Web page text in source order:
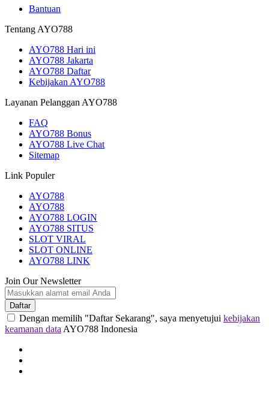
Bantuan
Tentang AYO788
AYO788 Hari ini
AYO788 Jakarta
AYO788 Daftar
Kebijakan AYO788
Layanan Pelanggan AYO788
FAQ
AYO788 Bonus
AYO788 Live Chat
Sitemap
Link Populer
AYO788
AYO788
AYO788 LOGIN
AYO788 SITUS
SLOT VIRAL
SLOT ONLINE
AYO788 LINK
Join Our Newsletter
Daftar
Dengan memilih "Daftar Sekarang", saya menyetujui kebijakan
keamanan data AYO788 Indonesia